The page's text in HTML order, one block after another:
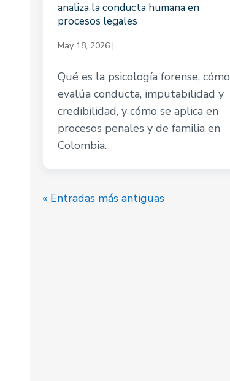
analiza la conducta humana en
procesos legales
May 18, 2026|
Qué es la psicología forense, cómo
evalúa conducta, imputabilidad y
credibilidad, y cómo se aplica en
procesos penales y de familia en
Colombia.
« Entradas más antiguas